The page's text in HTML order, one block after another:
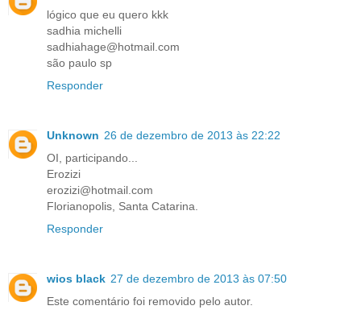
lógico que eu quero kkk
sadhia michelli
sadhiahage@hotmail.com
são paulo sp
Responder
Unknown 26 de dezembro de 2013 às 22:22
OI, participando...
Erozizi
erozizi@hotmail.com
Florianopolis, Santa Catarina.
Responder
wios black 27 de dezembro de 2013 às 07:50
Este comentário foi removido pelo autor.